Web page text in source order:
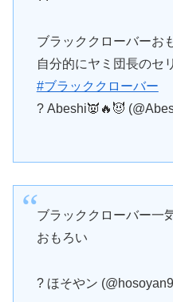
ブラッククローバーお
自分的にヤミ団長のセ
#ブラッククローバー
? Abeshi👿🔥😈
ブラッククローバー一
おもろい
? ほそやン